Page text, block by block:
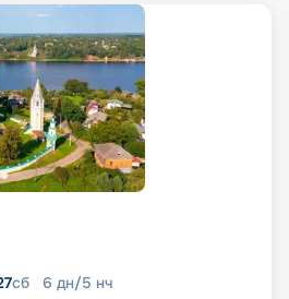
сб 6 дн/5 нч